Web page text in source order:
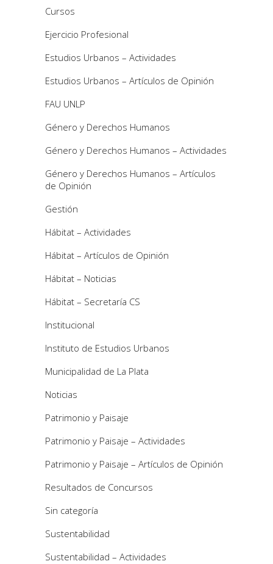
Cursos
Ejercicio Profesional
Estudios Urbanos – Actividades
Estudios Urbanos – Artículos de Opinión
FAU UNLP
Género y Derechos Humanos
Género y Derechos Humanos – Actividades
Género y Derechos Humanos – Artículos
de Opinión
Gestión
Hábitat – Actividades
Hábitat – Artículos de Opinión
Hábitat – Noticias
Hábitat – Secretaría CS
Institucional
Instituto de Estudios Urbanos
Municipalidad de La Plata
Noticias
Patrimonio y Paisaje
Patrimonio y Paisaje – Actividades
Patrimonio y Paisaje – Artículos de Opinión
Resultados de Concursos
Sin categoría
Sustentabilidad
Sustentabilidad – Actividades